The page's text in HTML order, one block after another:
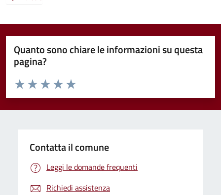
Quanto sono chiare le informazioni su questa
pagina?
Valuta da 1 a 5 stelle la pagina
Valuta 5 stelle su 5
Valuta 4 stelle su 5
Valuta 3 stelle su 5
Valuta 2 stelle su 5
Valuta 1 stelle su 5
Contatta il comune
Leggi le domande frequenti
Richiedi assistenza